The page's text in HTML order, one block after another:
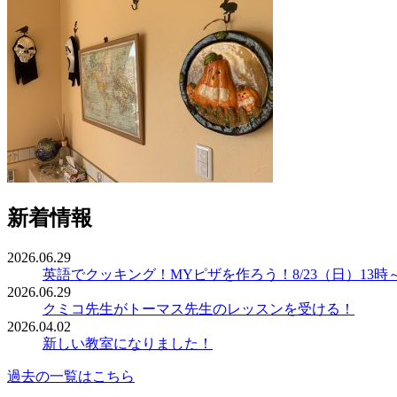
新着情報
2026.06.29
英語でクッキング！MYピザを作ろう！8/23（日）13時
2026.06.29
クミコ先生がトーマス先生のレッスンを受ける！
2026.04.02
新しい教室になりました！
過去の一覧はこちら